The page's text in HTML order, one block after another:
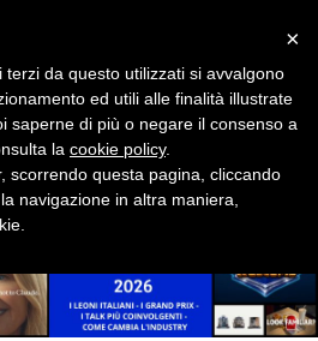
×
da questo utilizzati si avvalgono
ed utili alle finalità illustrate
saperne di più o negare il consenso a
la cookie policy.
scorrendo questa pagina, cliccando
navigazione in altra maniera,